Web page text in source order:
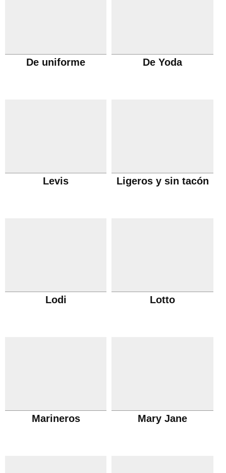
De uniforme De Yoda
Levis Ligeros y sin tacón
Lodi Lotto
Marineros Mary Jane